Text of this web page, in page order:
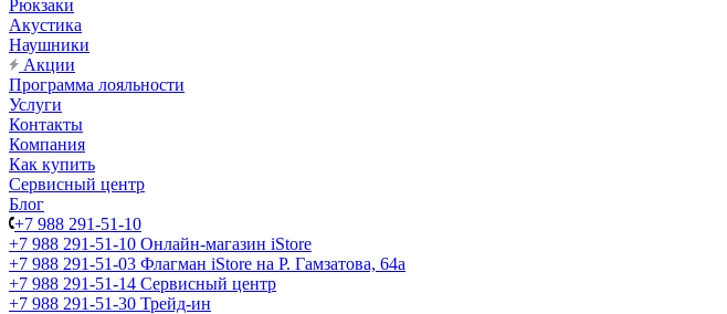
Рюкзаки
Акустика
Наушники
Акции
Программа лояльности
Услуги
Контакты
Компания
Как купить
Сервисный центр
Блог
+7 988 291-51-10
+7 988 291-51-10 Онлайн-магазин iStore
+7 988 291-51-03 Флагман iStore на Р. Гамзатова, 64а
+7 988 291-51-14 Сервисный центр
+7 988 291-51-30 Трейд-ин